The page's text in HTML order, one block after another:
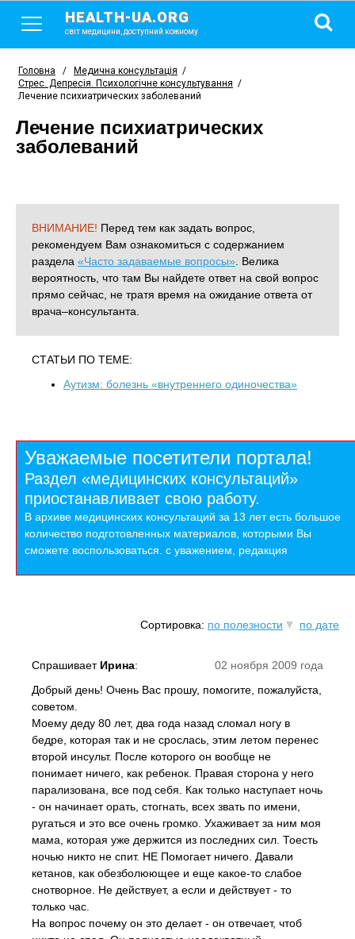
HEALTH-UA.ORG
світ медицини, доступний кожному
Головна / Медична консультація /
Стрес. Депресія. Психологічне консультування /
Лечение психиатрических заболеваний
Лечение психиатрических
заболеваний
ВНИМАНИЕ! Перед тем как задать вопрос,
рекомендуем Вам ознакомиться с содержанием
раздела «Часто задаваемые вопросы» . Велика
вероятность, что там Вы найдете ответ на свой вопрос
прямо сейчас, не тратя время на ожидание ответа от
врача–консультанта.
СТАТЬИ ПО ТЕМЕ:
Аутизм: болезнь «внутреннего одиночества»
Уважаемые посетители портала!
Раздел «медицинских консультаций»
приостанавливает свою работу.
В архиве медицинских консультаций за 13 лет есть большое
количество подготовленных материалов, которыми Вы
сможете воспользоваться. с уважением, редакция
Сортировка: по полезности по дате
02 ноября 2009 года
Спрашивает Ирина:
Добрый день! Очень Вас прошу, помогите, пожалуйста,
советом.
Моему деду 80 лет, два года назад сломал ногу в
бедре, которая так и не срослась, этим летом перенес
второй инсульт. После которого он вообще не
понимает ничего, как ребенок. Правая сторона у него
парализована, все под себя. Как только наступает ночь
- он начинает орать, стогнать, всех звать по имени,
ругаться и это все очень громко. Ухаживает за ним моя
мама, которая уже держится из последних сил. Тоесть
ночью никто не спит. НЕ Помогает ничего. Давали
кетанов, как обезболюющее и еще какое-то слабое
снотворное. Не действует, а если и действует - то
только час.
На вопрос почему он это делает - он отвечает, чтоб